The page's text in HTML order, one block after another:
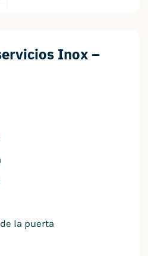
Inox –
la puerta